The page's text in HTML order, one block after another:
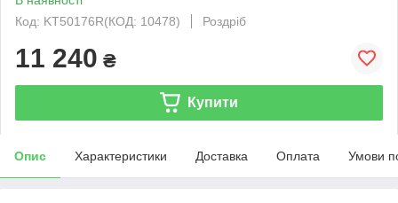
Код: KT50176R(КОД: 10478)
Роздріб
11 240 ₴
Купити
Опис Характеристики Доставка Оплата Умови